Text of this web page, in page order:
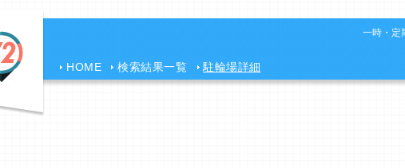
一時・定
HOME 検索結果一覧 駐輪場詳細